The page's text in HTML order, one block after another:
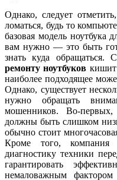
Однако, следует
ломаться, будь то
базовая модель ноутбука
вам нужно — это быть
знать куда обращаться.
ремонту ноутбуков кишит
наиболее подходящее
Однако, существует
нужно обращать
мошенников. Во-
должны быть слишком
обычно стоит
Кроме того, компания
диагностику техники
гарантировать
немаловажным